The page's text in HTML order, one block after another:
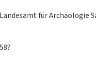
für Archäologie